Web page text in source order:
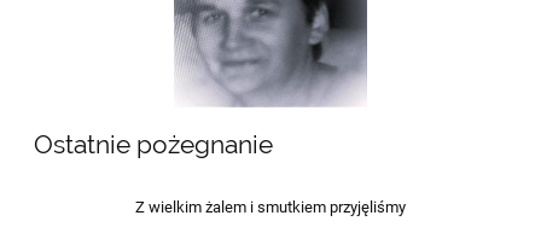
Ostatnie pożegnanie
Z wielkim żalem i smutkiem przyjęliśmy